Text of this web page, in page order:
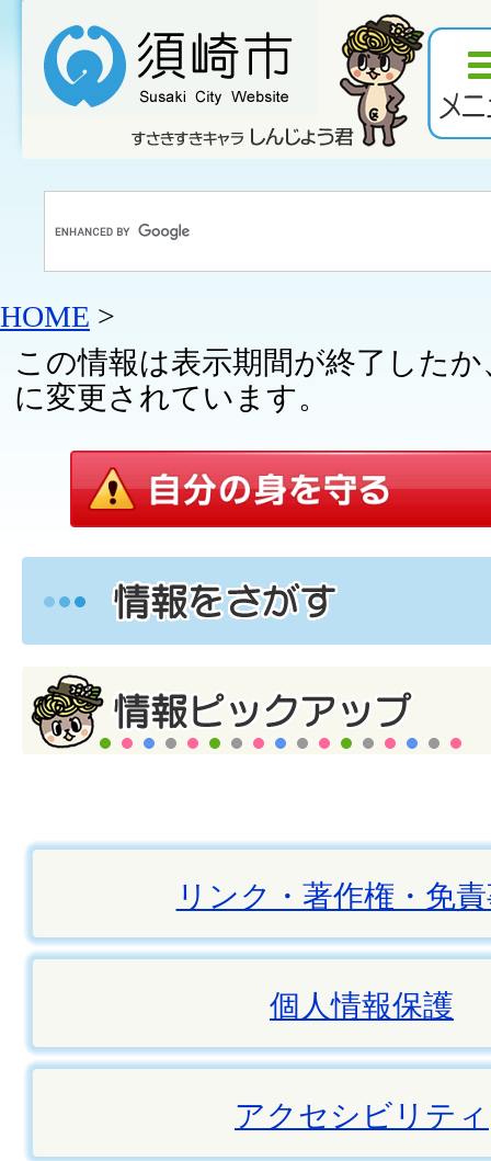
HOME >
この情報は表示期間が終了した
に変更されています。
リンク・著作権・免
個人情報保護
アクセシビリティ